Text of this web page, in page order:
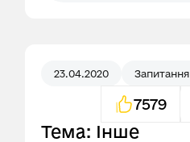
23.04.2020 Запитання
7579
Тема: Інше